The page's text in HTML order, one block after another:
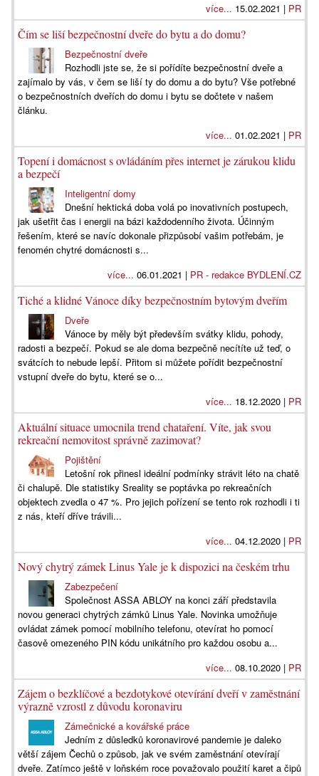
více... 15.02.2021 | PR
Čím se liší bezpečnostní dveře do bytu a do domu?
Bezpečnostní dveře
Rozhodli jste se, že si pořídíte bezpečnostní dveře a
zajímalo by vás, v čem se liší ty do domu a do bytu? Vše potřebné
o bezpečnostních dveřích do domu i bytu se dočtete v našem
článku.
více... 01.02.2021 | PR
Topení i domácnost s ovládáním přes internet je zárukou klidu
a bezpečí
Inteligentní domy
Dnešní hektická doba volá po inovativních postupech,
jak ušetřit čas i energii na bázi každodenního života. Účinným
řešením, které se navíc dokonale přizpůsobí vašim potřebám, je
fenomén chytré domácnosti s...
více... 06.01.2021 | PR - redakce BYDLENÍ.CZ
Tiché a klidné Vánoce díky bezpečnostním bytovým dveřím
Dveře
Vánoce by měly být především svátky klidu, pohody,
radosti a bezpečí. Pokud se ale doma bezpečně necítíte už teď, o
svátcích to nebude lepší. Přitom si můžete pořídit bezpečnostní
vstupní dveře do bytu, které se o...
více... 18.12.2020 | PR
Aktuální situace umocnila trend chataření. Víte, jak svou
rekreační nemovitost správně zazimovat?
Pojištění
Letošní rok přinesl ideální podmínky strávit léto na chatě
či chalupě. Dle statistiky Sreality se poptávka po rekreačních
objektech zvedla o 47 %. Pro jejich pořízení se tento rok rozhodli i ti
z nás, kteří dříve trávili...
více... 04.12.2020 | PR
Nový chytrý zámek Linus Yale je k dispozici na českém trhu
Zabezpečení
Společnost ASSA ABLOY na konci září představila
novou generaci chytrých zámků Linus Yale. Novinka umožňuje
ovládat zámek pomocí mobilního telefonu, otevírat ho pomocí
časově omezeného PIN kódu unikátního pro každou osobu a...
více... 08.10.2020 | PR
Zájem o bezklíčové a bezdotykové otevírání dveří v zaměstnání
výrazně vzrostl z důvodu koronaviru
Zámečnické a kovářské práce
Jedním z důsledků koronavirové pandemie je daleko
větší zájem Čechů o způsob, jak ve svém zaměstnání otevírají
dveře. Zatímco ještě v loňském roce považovalo použití karet a čipů